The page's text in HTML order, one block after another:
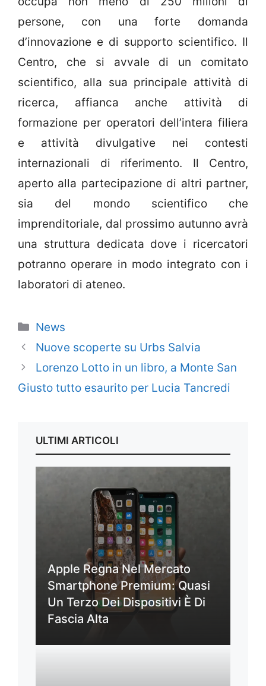
persone, con una forte domanda
d’innovazione e di supporto scientifico. Il
Centro, che si avvale di un comitato
scientifico, alla sua principale attività di
ricerca, affianca anche attività di
formazione per operatori dell’intera filiera
e attività divulgative nei contesti
internazionali di riferimento. Il Centro,
aperto alla partecipazione di altri partner,
sia del mondo scientifico che
imprenditoriale, dal prossimo autunno avrà
una struttura dedicata dove i ricercatori
potranno operare in modo integrato con i
laboratori di ateneo.
Categorie
News
Nuove scoperte su Urbs Salvia
Lorenzo Lotto in un libro, a Monte San
Giusto tutto esaurito per Lucia Tancredi
ULTIMI ARTICOLI
Apple Regna Nel Mercato
Smartphone Premium: Quasi
Un Terzo Dei Dispositivi È Di
Fascia Alta